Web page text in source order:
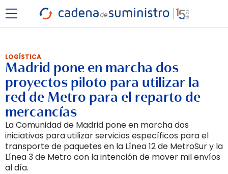
LOGÍSTICA
Madrid pone en marcha dos
proyectos piloto para utilizar la
red de Metro para el reparto de
mercancías
La Comunidad de Madrid pone en marcha dos
iniciativas para utilizar servicios específicos para el
transporte de paquetes en la Línea 12 de MetroSur y la
Línea 3 de Metro con la intención de mover mil envíos
al día.